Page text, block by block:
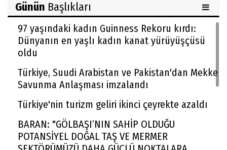
Günün Başlıkları
97 yaşındaki kadın Guinness Rekoru kırdı:
Dünyanın en yaşlı kadın kanat yürüyüşçüsü
oldu
Türkiye, Suudi Arabistan ve Pakistan'dan Mekke
Savunma Anlaşması imzalandı
Türkiye'nin turizm geliri ikinci çeyrekte azaldı
BARAN: "GÖLBAŞI’NIN SAHİP OLDUĞU
POTANSİYEL DOĞAL TAŞ VE MERMER